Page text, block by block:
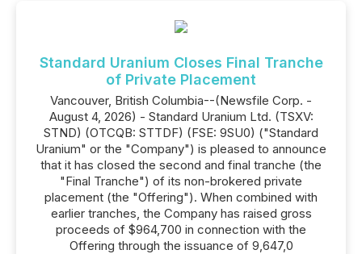
Standard Uranium Closes Final Tranche
of Private Placement
Vancouver, British Columbia--(Newsfile Corp. -
August 4, 2026) - Standard Uranium Ltd. (TSXV:
STND) (OTCQB: STTDF) (FSE: 9SU0) ("Standard
Uranium" or the "Company") is pleased to announce
that it has closed the second and final tranche (the
"Final Tranche") of its non-brokered private
placement (the "Offering"). When combined with
earlier tranches, the Company has raised gross
proceeds of $964,700 in connection with the
Offering through the issuance of 9,647,0